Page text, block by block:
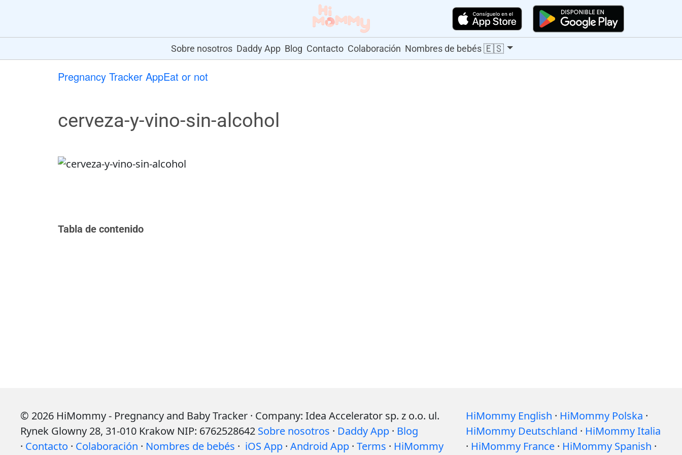
Sobre nosotros Daddy App Blog Contacto Colaboración Nombres de bebés 🇪🇸
Pregnancy Tracker AppEat or not
cerveza-y-vino-sin-alcohol
Tabla de contenido
© 2026 HiMommy - Pregnancy and Baby Tracker · Company: Idea Accelerator sp. z o.o. ul.
Rynek Glowny 28, 31-010 Krakow NIP: 6762528642 Sobre nosotros · Daddy App · Blog
· Contacto · Colaboración · Nombres de bebés · iOS App · Android App · Terms · HiMommy
HiMommy English · HiMommy Polska ·
HiMommy Deutschland · HiMommy Italia
· HiMommy France· HiMommy Spanish ·